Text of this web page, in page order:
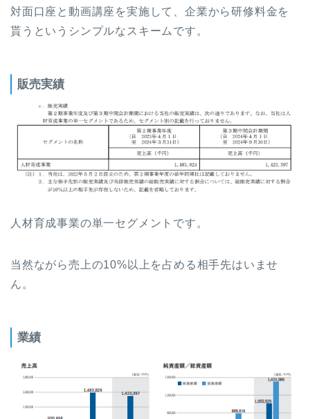
対面口座と動画講座を実施して、企業から研修料金を
貰うというシンプルなスキームです。
販売実績
人材育成事業の単一セグメントです。
当然ながら売上の10%以上を占める相手先はいませ
ん。
業績